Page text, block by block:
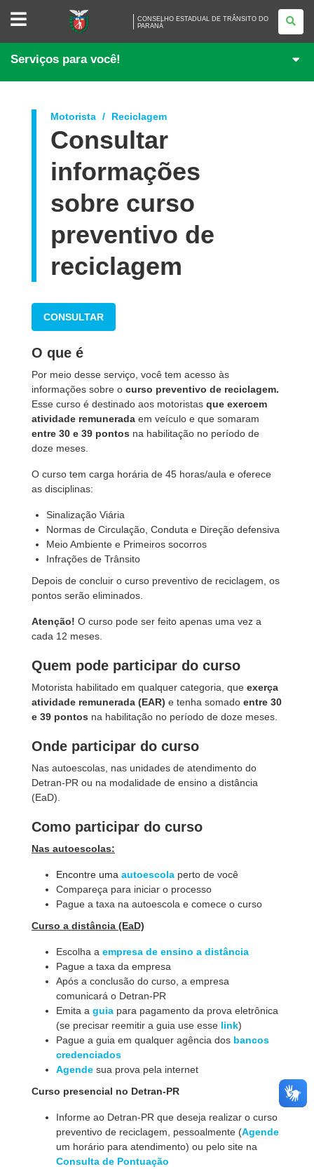
CONSELHO
ESTADUAL
TRÂNSITO
DO
PARANÁ
CONSELHO ESTADUAL DE TRÂNSITO DO
PARANÁ
Serviços para você!
Motorista Reciclagem
Consultar
informações
sobre curso
preventivo de
reciclagem
CONSULTAR
O que é
Por meio desse serviço, você tem acesso às
informações sobre o curso preventivo de reciclagem.
Esse curso é destinado aos motoristas que exercem
atividade remunerada em veículo e que somaram
entre 30 e 39 pontos na habilitação no período de
doze meses.
O curso tem carga horária de 45 horas/aula e oferece
as disciplinas:
Sinalização Viária
Normas de Circulação, Conduta e Direção defensiva
Meio Ambiente e Primeiros socorros
Infrações de Trânsito
Depois de concluir o curso preventivo de reciclagem, os
pontos serão eliminados.
Atenção! O curso pode ser feito apenas uma vez a
cada 12 meses.
Quem pode participar do curso
Motorista habilitado em qualquer categoria, que exerça
atividade remunerada (EAR) e tenha somado entre 30
e 39 pontos na habilitação no período de doze meses.
Onde participar do curso
Nas autoescolas, nas unidades de atendimento do
Detran-PR ou na modalidade de ensino a distância
(EaD).
Como participar do curso
Nas autoescolas:
Encontre uma autoescola perto de você
Compareça para iniciar o processo
Pague a taxa na autoescola e comece o curso
Curso a distância (EaD)
Escolha a empresa de ensino a distância
Pague a taxa da empresa
Após a conclusão do curso, a empresa
comunicará o Detran-PR
Emita a guia para pagamento da prova eletrônica
(se precisar reemitir a guia use esse link)
Pague a guia em qualquer agência dos bancos
credenciados
Agende sua prova pela internet
Curso presencial no Detran-PR
Informe ao Detran-PR que deseja realizar o curso
preventivo de reciclagem, pessoalmente (Agende
um horário para atendimento) ou pelo site na
Consulta de Pontuação